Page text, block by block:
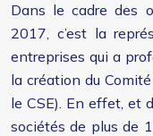
Dans le cadre des
2017, c’est la
entreprises qui a
la création du
le CSE). En effet, et
sociétés de plus de